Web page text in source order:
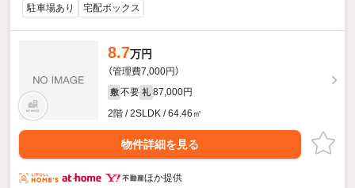
駐車場あり 宅配ボックス
8.7万円
（管理費7,000円）
敷 不要 礼 87,000円
2階 / 2SLDK / 64.46㎡
物件詳細を見る
ほか提供